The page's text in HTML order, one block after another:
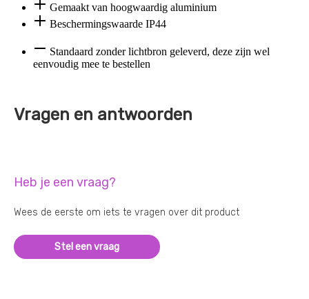
Gemaakt van hoogwaardig aluminium
Beschermingswaarde IP44
Standaard zonder lichtbron geleverd, deze zijn wel
eenvoudig mee te bestellen
Vragen en antwoorden
Heb je een vraag?
Wees de eerste om iets te vragen over dit product
Stel een vraag